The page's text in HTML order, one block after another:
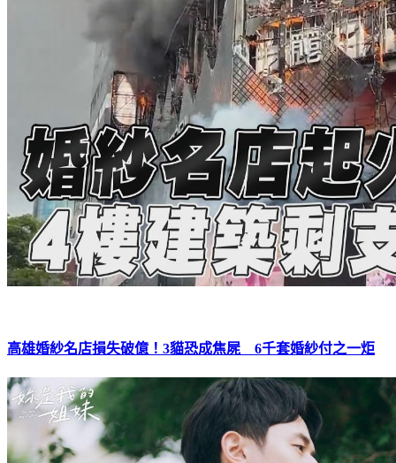
高雄婚紗名店損失破億！3貓恐成焦屍 6千套婚紗付之一炬